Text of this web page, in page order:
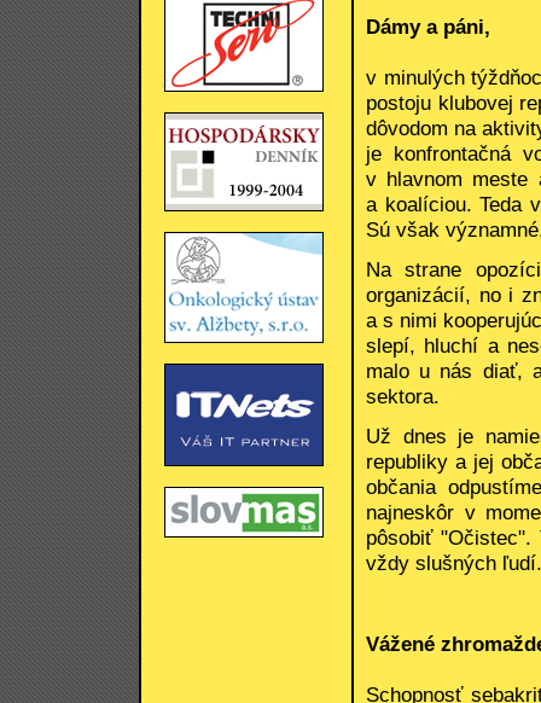
Dámy a páni,
v minulých
postoju klubovej
dôvodom na
je konfrontačná
v hlavnom
a koalíciou. Teda
Sú však
Na strane
organizácií, no i
a s nimi
slepí, hluchí a
malo u nás diať,
sektora.
Už dnes je
republiky a jej
občania
najneskôr v
pôsobiť "Očistec".
vždy slušných
Vážené
Schopnosť